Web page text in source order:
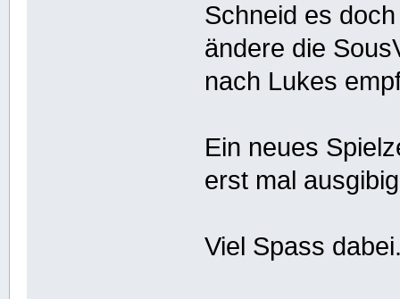
Schneid es
ändere die
nach Lukes
Ein neues
erst mal
Viel Spass